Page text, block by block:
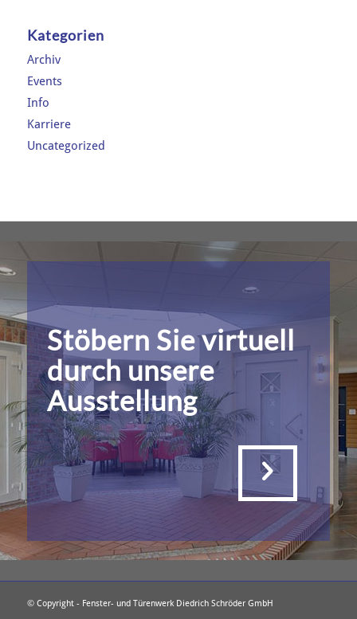
Kategorien
Archiv
Events
Info
Karriere
Uncategorized
Stöbern Sie virtuell
durch unsere
Ausstellung
© Copyright - Fenster- und Türenwerk Diedrich Schröder GmbH